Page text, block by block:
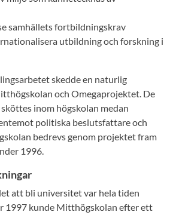
samhällets fortbildningskrav
utbildning och forskning i
skedde en naturlig
och Omegaprojektet. De
inom högskolan medan
politiska beslutsfattare och
bedrevs genom projektet fram
1996.
att bli universitet var hela tiden
1997 kunde Mitthögskolan efter ett